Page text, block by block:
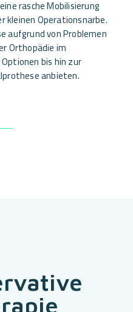
rasche Mobilisierung
kleinen Operationsnarbe.
aufgrund von Problemen
Orthopädie im
bis hin zur
anbieten.